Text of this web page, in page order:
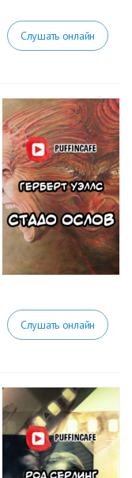
Слушать онлайн
Слушать онлайн